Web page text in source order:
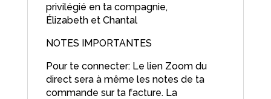
privilégié en ta compagnie,
Élizabeth et Chantal
NOTES IMPORTANTES
Pour te connecter: Le lien Zoom du
direct sera à même les notes de ta
commande sur ta facture. La